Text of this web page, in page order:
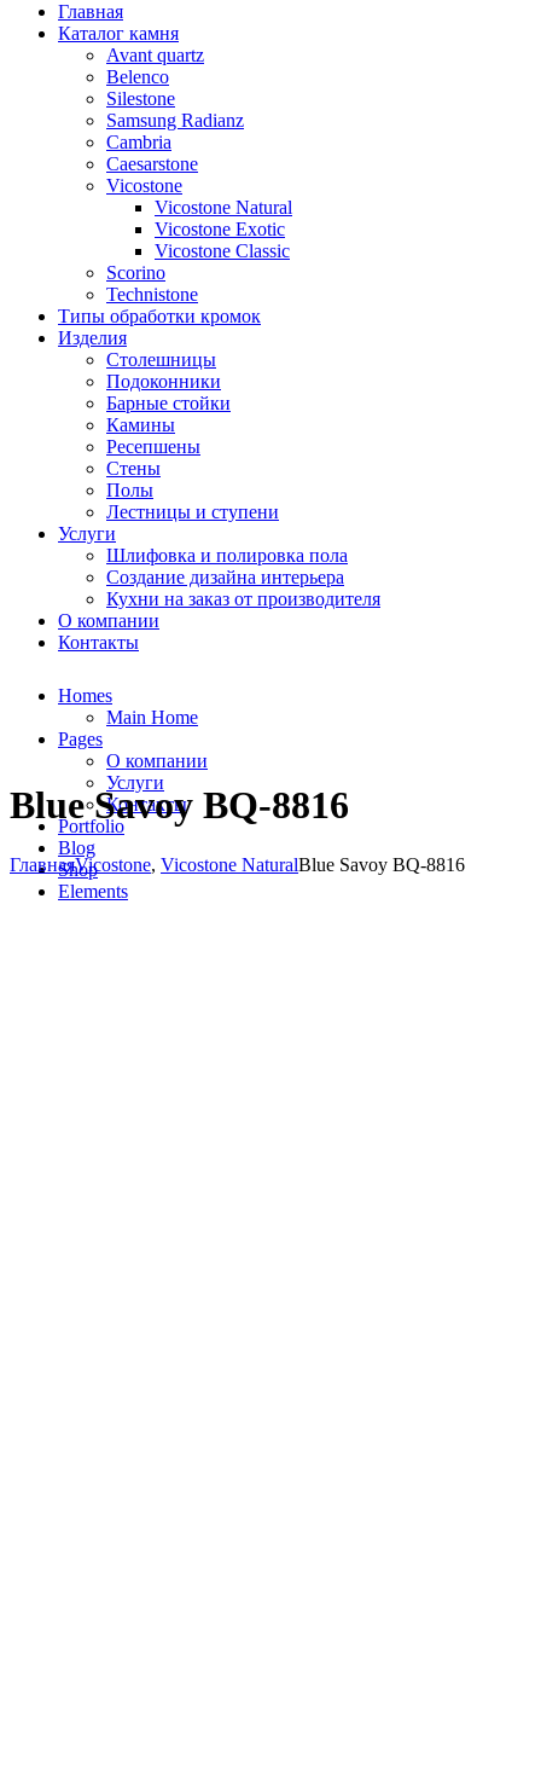
Главная
Каталог камня
Avant quartz
Belenco
Silestone
Samsung Radianz
Сambria
Сaesarstone
Vicostone
Vicostone Natural
Vicostone Exotic
Vicostone Classic
Scorino
Technistone
Типы обработки кромок
Изделия
Столешницы
Подоконники
Барные стойки
Камины
Ресепшены
Стены
Полы
Лестницы и ступени
Услуги
Шлифовка и полировка пола
Создание дизайна интерьера
Кухни на заказ от производителя
О компании
Контакты
Homes
Main Home
Pages
О компании
Услуги
Контакты
Portfolio
Blog
Shop
Elements
Blue Savoy BQ-8816
ГлавнаяVicostone, Vicostone NaturalBlue Savoy BQ-8816